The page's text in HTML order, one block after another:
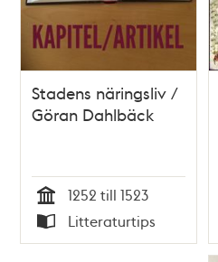
Stadens näringsliv /
Göran Dahlbäck
Tid
1252 till 1523
Typ
Litteraturtips